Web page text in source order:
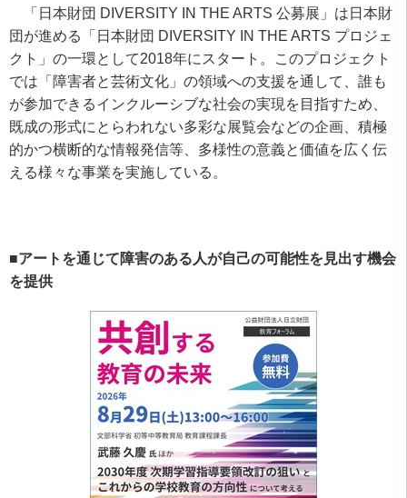
「日本財団 DIVERSITY IN THE ARTS 公募展」は日本財
団が進める「日本財団 DIVERSITY IN THE ARTS プロジェ
クト」の一環として2018年にスタート。このプロジェクト
では「障害者と芸術文化」の領域への支援を通して、誰も
が参加できるインクルーシブな社会の実現を目指すため、
既成の形式にとらわれない多彩な展覧会などの企画、積極
的かつ横断的な情報発信等、多様性の意義と価値を広く伝
える様々な事業を実施している。
■アートを通じて障害のある人が自己の可能性を見出す機会
を提供